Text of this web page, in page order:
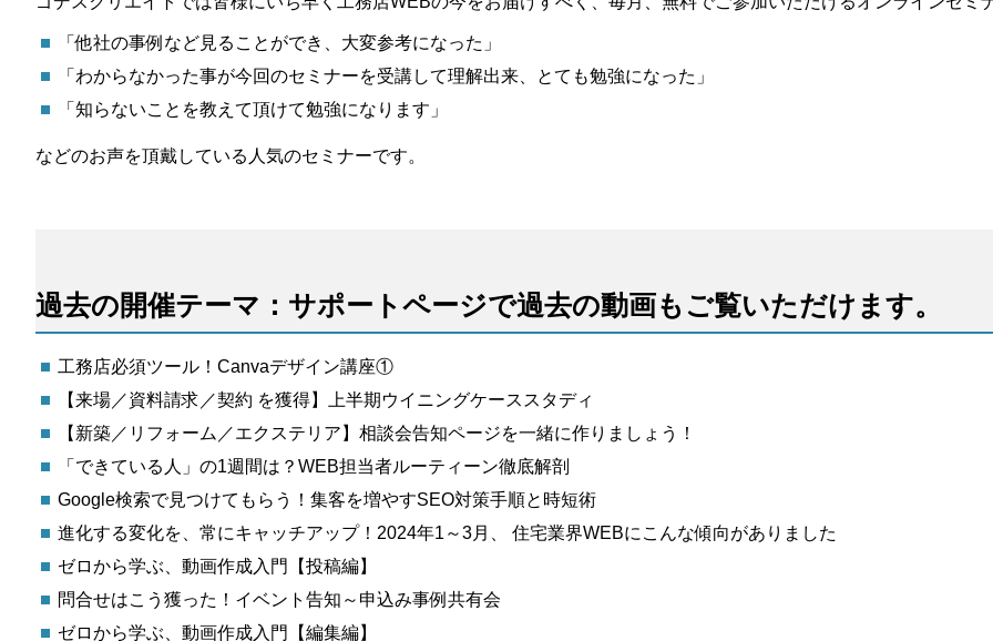
「他社の事例など見ることができ、大変参考になった」
「わからなかった事が今回のセミナーを受講して理解出来、とても勉強になった」
「知らないことを教えて頂けて勉強になります」
などのお声を頂戴している人気のセミナーです。
過去の開催テーマ：サポートページで過去の動画もご覧いただけます。
工務店必須ツール！Canvaデザイン講座①
【来場／資料請求／契約 を獲得】上半期ウイニングケーススタディ
【新築／リフォーム／エクステリア】相談会告知ページを一緒に作りましょう！
「できている人」の1週間は？WEB担当者ルーティーン徹底解剖
Google検索で見つけてもらう！集客を増やすSEO対策手順と時短術
進化する変化を、常にキャッチアップ！2024年1～3月、 住宅業界WEBにこんな傾向がありました
ゼロから学ぶ、動画作成入門【投稿編】
問合せはこう獲った！イベント告知～申込み事例共有会
ゼロから学ぶ、動画作成入門【編集編】